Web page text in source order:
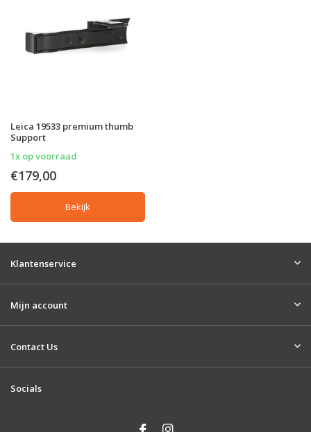
Leica 19533 premium thumb
Support
1x op voorraad
€179,00
Bekijk
Klantenservice
Mijn account
Contact Us
Socials